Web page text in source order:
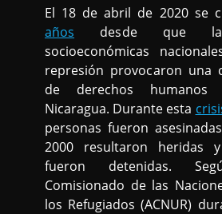
El 18 de abril de 2020 se
años desde que
socioeconómicas
represión provocaron una
de derechos humanos
Nicaragua. Durante esta
personas fueron
2000 resultaron heridas
fueron detenidas.
Comisionado de las
los Refugiados (ACNUR)